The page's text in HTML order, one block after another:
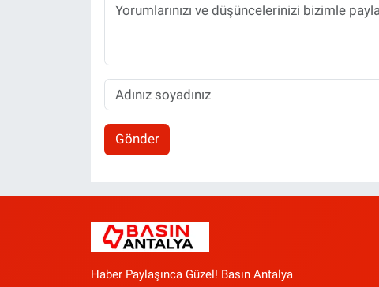
Gönder
Haber Paylaşınca Güzel! Basın Antalya